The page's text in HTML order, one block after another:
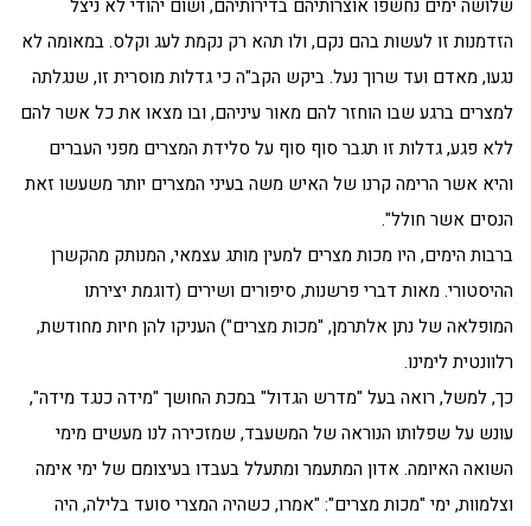
שלושה ימים נחשפו אוצרותיהם בדירותיהם, ושום יהודי לא ניצל
הזדמנות זו לעשות בהם נקם, ולו תהא רק נקמת לעג וקלס. במאומה לא
נגעו, מאדם ועד שרוך נעל. ביקש הקב"ה כי גדלות מוסרית זו, שנגלתה
למצרים ברגע שבו הוחזר להם מאור עיניהם, ובו מצאו את כל אשר להם
ללא פגע, גדלות זו תגבר סוף סוף על סלידת המצרים מפני העברים
והיא אשר הרימה קרנו של האיש משה בעיני המצרים יותר משעשו זאת
הנסים אשר חולל".
ברבות הימים, היו מכות מצרים למעין מותג עצמאי, המנותק מהקשרן
ההיסטורי. מאות דברי פרשנות, סיפורים ושירים (דוגמת יצירתו
המופלאה של נתן אלתרמן, "מכות מצרים") העניקו להן חיות מחודשת,
רלוונטית לימינו.
כך, למשל, רואה בעל "מדרש הגדול" במכת החושך "מידה כנגד מידה",
עונש על שפלותו הנוראה של המשעבד, שמזכירה לנו מעשים מימי
השואה האיומה. אדון המתעמר ומתעלל בעבדו בעיצומם של ימי אימה
וצלמוות, ימי "מכות מצרים": "אמרו, כשהיה המצרי סועד בלילה, היה